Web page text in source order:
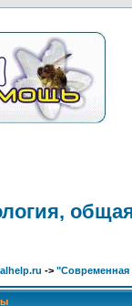
-> "Современная